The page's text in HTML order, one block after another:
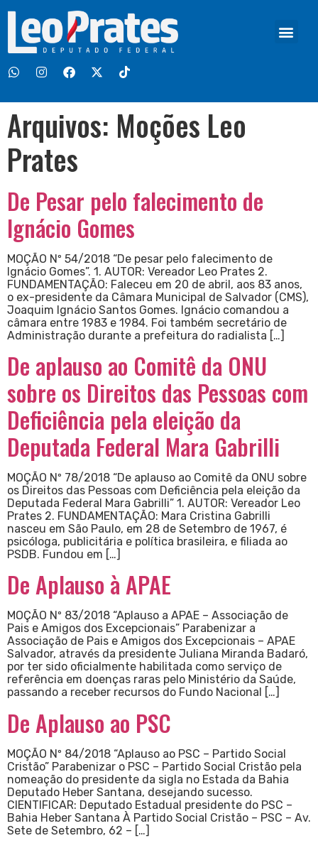
Arquivos: Moções Leo
Prates
De Pesar pelo falecimento de
Ignácio Gomes
MOÇÃO Nº 54/2018 “De pesar pelo falecimento de
Ignácio Gomes”. 1. AUTOR: Vereador Leo Prates 2.
FUNDAMENTAÇÃO: Faleceu em 20 de abril, aos 83 anos,
o ex-presidente da Câmara Municipal de Salvador (CMS),
Joaquim Ignácio Santos Gomes. Ignácio comandou a
câmara entre 1983 e 1984. Foi também secretário de
Administração durante a prefeitura do radialista […]
De aplauso ao Comitê da ONU
sobre os Direitos das Pessoas com
Deficiência pela eleição da
Deputada Federal Mara Gabrilli
MOÇÃO Nº 78/2018 “De aplauso ao Comitê da ONU sobre
os Direitos das Pessoas com Deficiência pela eleição da
Deputada Federal Mara Gabrilli” 1. AUTOR: Vereador Leo
Prates 2. FUNDAMENTAÇÃO: Mara Cristina Gabrilli
nasceu em São Paulo, em 28 de Setembro de 1967, é
psicóloga, publicitária e política brasileira, e filiada ao
PSDB. Fundou em […]
De Aplauso à APAE
MOÇÃO Nº 83/2018 “Aplauso a APAE – Associação de
Pais e Amigos dos Excepcionais” Parabenizar a
Associação de Pais e Amigos dos Excepcionais – APAE
Salvador, através da presidente Juliana Miranda Badaró,
por ter sido oficialmente habilitada como serviço de
referência em doenças raras pelo Ministério da Saúde,
passando a receber recursos do Fundo Nacional […]
De Aplauso ao PSC
MOÇÃO Nº 84/2018 “Aplauso ao PSC – Partido Social
Cristão” Parabenizar o PSC – Partido Social Cristão pela
nomeação do presidente da sigla no Estada da Bahia
Deputado Heber Santana, desejando sucesso.
CIENTIFICAR: Deputado Estadual presidente do PSC –
Bahia Heber Santana À Partido Social Cristão – PSC – Av.
Sete de Setembro, 62 – […]